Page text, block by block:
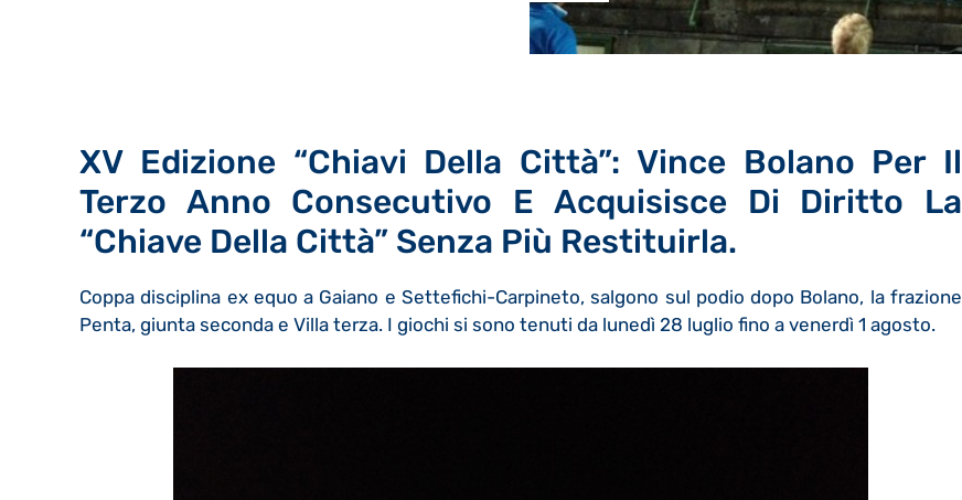
XV Edizione “Chiavi Della Città”: Vince Bolano Per Il
Terzo Anno Consecutivo E Acquisisce Di Diritto La
“Chiave Della Città” Senza Più Restituirla.
Coppa disciplina ex equo a Gaiano e Settefichi-Carpineto, salgono sul podio dopo Bolano, la frazione
Penta, giunta seconda e Villa terza. I giochi si sono tenuti da lunedì 28 luglio fino a venerdì 1 agosto.